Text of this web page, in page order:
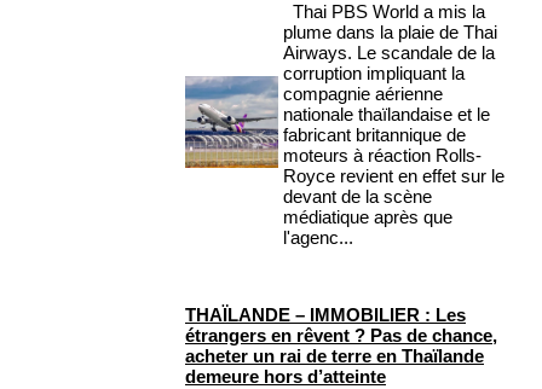
Thai PBS World a mis la
plume dans la plaie de Thai
Airways. Le scandale de la
corruption impliquant la
compagnie aérienne
nationale thaïlandaise et le
fabricant britannique de
moteurs à réaction Rolls-
Royce revient en effet sur le
devant de la scène
médiatique après que
l'agenc...
THAÏLANDE – IMMOBILIER : Les
étrangers en rêvent ? Pas de chance,
acheter un rai de terre en Thaïlande
demeure hors d’atteinte